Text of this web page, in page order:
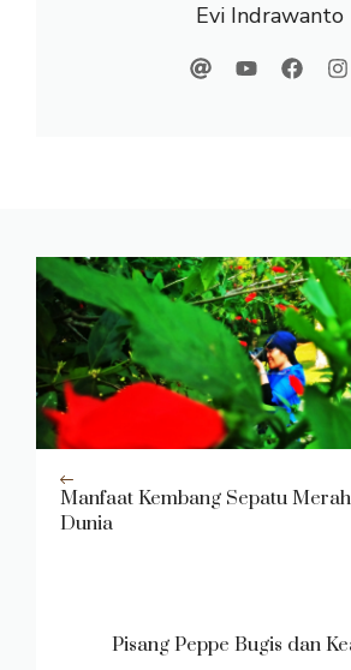
Evi Indrawanto
Manfaat Kembang Sepatu
Dunia
Pisang Peppe Bugis dan